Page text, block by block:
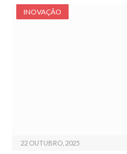
INOVAÇÃO
22 OUTUBRO, 2025